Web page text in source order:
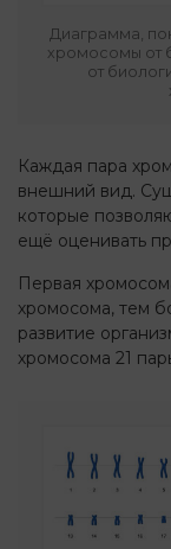
Диаграмма,
хромосомы от
от
Каждая пара
внешний вид.
которые
ещё оценивать
Первая
хромосома, тем
развитие
хромосома 21